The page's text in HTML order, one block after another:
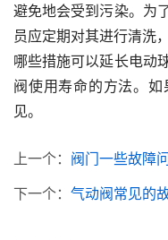
避免地会受到污染。为
员应定期对其进行清洗
哪些措施可以延长电动
阀使用寿命的方法。
见。
上一个： 阀门一些故障
下一个： 气动阀常见的